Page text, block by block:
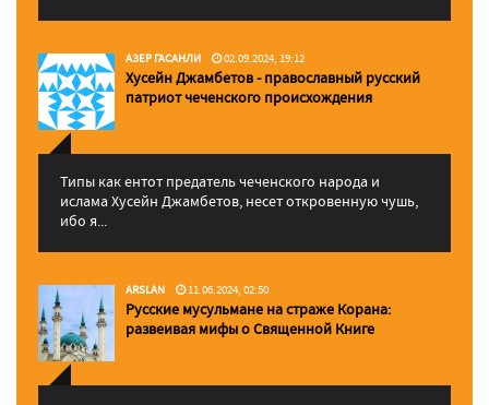
АЗЕР ГАСАНЛИ 02.09.2024, 19:12
Хусейн Джамбетов - православный русский
патриот чеченского происхождения
Типы как ентот предатель чеченского народа и
ислама Хусейн Джамбетов, несет откровенную чушь,
ибо я...
ARSLAN 11.06.2024, 02:50
Русские мусульмане на страже Корана:
pазвеивая мифы о Священной Книге